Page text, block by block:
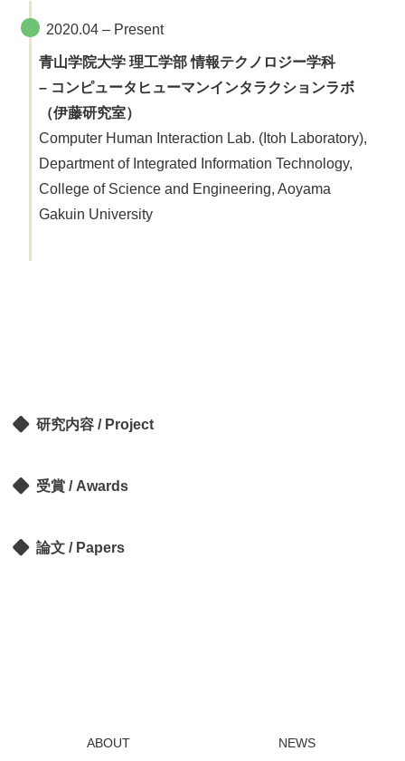
2020.04 – Present
青山学院大学 理工学部 情報テクノロジー学科
– コンピュータヒューマンインタラクションラボ
（伊藤研究室）
Computer Human Interaction Lab. (Itoh Laboratory),
Department of Integrated Information Technology,
College of Science and Engineering, Aoyama
Gakuin University
研究内容 / Project
受賞 / Awards
論文 / Papers
ABOUT NEWS